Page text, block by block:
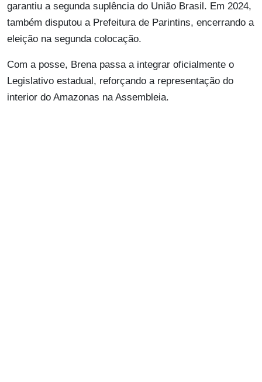
garantiu a segunda suplência do União Brasil. Em 2024,
também disputou a Prefeitura de Parintins, encerrando a
eleição na segunda colocação.
Com a posse, Brena passa a integrar oficialmente o
Legislativo estadual, reforçando a representação do
interior do Amazonas na Assembleia.